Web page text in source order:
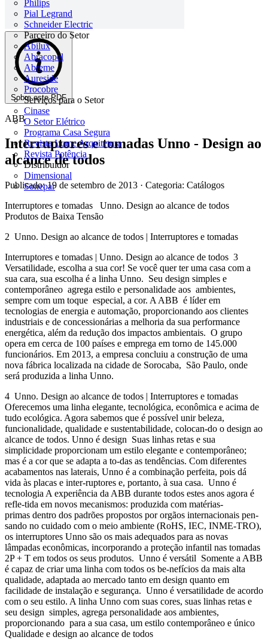
Philips
Pial Legrand
Schneider Electric
Parceiro do Setor
Abilux
Abracopel
Abreme
Aureside
Procobre
Serviços para o Setor
Cinase
O Setor Elétrico
Programa Casa Segura
Revista Lume Arquitetura
Revista Potência
Distribuidor
Dimensional
Sonepar
Sobre este PDF
ABB
Interruptores e tomadas Unno - Design ao
alcance de todos
Publicado: 19 de setembro de 2013 · Categoria: Catálogos
Interruptores e tomadas Unno. Design ao alcance de todos
Produtos de Baixa Tensão
2 Unno. Design ao alcance de todos | Interruptores e tomadas
Interruptores e tomadas | Unno. Design ao alcance de todos 3
Versatilidade, escolha a sua cor! Se você quer ter uma casa com a
sua cara, sua escolha é a linha Unno. Seu design simples e
contemporâneo agrega estilo e personalidade aos ambientes,
sempre com um toque especial, a cor. A ABB é líder em
tecnologias de energia e automação, proporcionando aos clientes
industriais e de concessionárias a melhoria da sua performance
energética, além da redução dos impactos ambientais. O grupo
opera em cerca de 100 países e emprega em torno de 145.000
funcionários. Em 2013, a empresa concluiu a construção de uma
nova fábrica localizada na cidade de Sorocaba, São Paulo, onde
será produzida a linha Unno.
4 Unno. Design ao alcance de todos | Interruptores e tomadas
Oferecemos uma linha elegante, tecnológica, econômica e acima de
tudo ecológica. Agora sabemos que é possível unir beleza,
funcionalidade, qualidade e sustentabilidade, colocan-do o design ao
alcance de todos. Unno é design Suas linhas retas e sua
simplicidade proporcionam um estilo elegante e contemporâneo;
mas é a cor que se adapta a to-das as tendências. Com diferentes
acabamentos nas laterais, Unno é a combinação perfeita, pois dá
vida às placas e inter-ruptores e, portanto, à sua casa. Unno é
tecnologia A experiência da ABB durante todos estes anos agora é
refle-tida em novos mecanismos: produzida com matérias-
primas dentro dos padrões propostos por orgãos internacionais pen-
sando no cuidado com o meio ambiente (RoHS, IEC, INME-TRO),
os interruptores Unno são os mais adequados para as novas
lâmpadas econômicas, incorporando a proteção infantil nas tomadas
2P + T em todos os seus produtos. Unno é versátil Somente a ABB
é capaz de criar uma linha com todos os be-nefícios da mais alta
qualidade, adaptada ao mercado tanto em design quanto em
facilidade de instalação e segurança. Unno é versatilidade de acordo
com o seu estilo. A linha Unno com suas cores, suas linhas retas e
seu design simples, agrega personalidade aos ambientes,
proporcionando para a sua casa, um estilo contemporâneo e único
Qualidade e design ao alcance de todos